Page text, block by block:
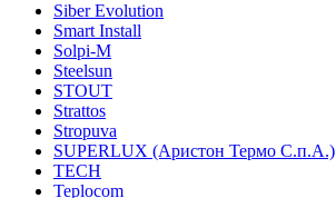
Siber Evolution
Smart Install
Solpi-M
Steelsun
STOUT
Strattos
Stropuva
SUPERLUX (Аристон Термо С.п.А.)
TECH
Teplocom